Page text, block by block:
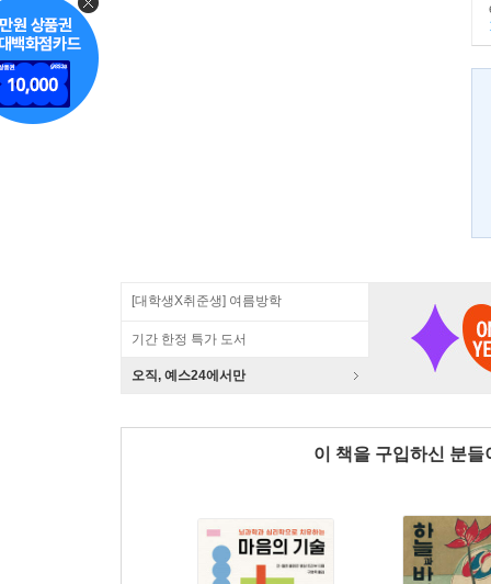
[대학생X취준생] 여름방학
기간 한정 특가 도서
오직, 예스24에서만
이 책을 구입하신 분